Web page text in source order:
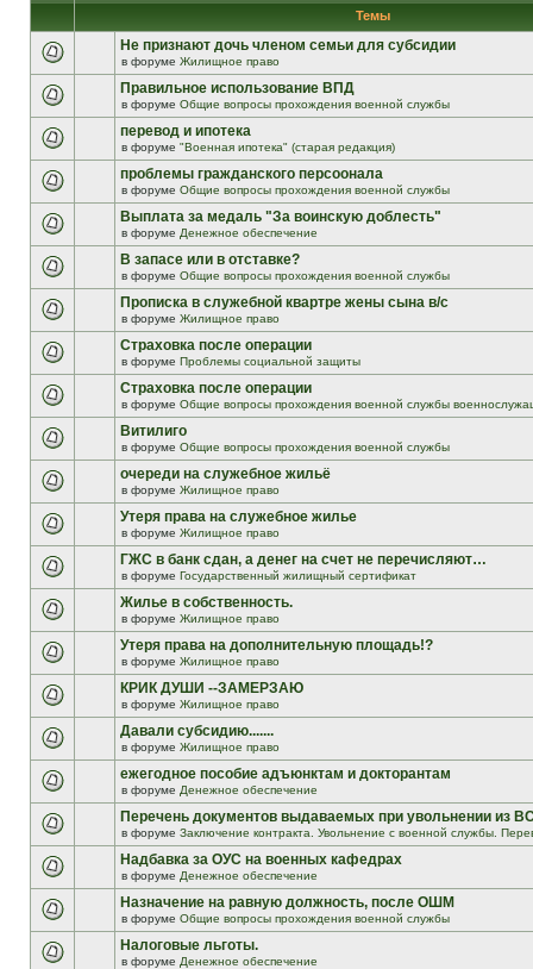
Темы
Не признают дочь членом семьи для субсидии
в форуме Жилищное право
Правильное использование ВПД
в форуме Общие вопросы прохождения военной службы
перевод и ипотека
в форуме "Военная ипотека" (старая редакция)
проблемы гражданского персоонала
в форуме Общие вопросы прохождения военной службы
Выплата за медаль "За воинскую доблесть"
в форуме Денежное обеспечение
В запасе или в отставке?
в форуме Общие вопросы прохождения военной службы
Прописка в служебной квартре жены сына в/с
в форуме Жилищное право
Страховка после операции
в форуме Проблемы социальной защиты
Страховка после операции
в форуме Общие вопросы прохождения военной службы
Витилиго
в форуме Общие вопросы прохождения военной службы
очереди на служебное жильё
в форуме Жилищное право
Утеря права на служебное жилье
в форуме Жилищное право
ГЖС в банк сдан, а денег на счет не перечисляют…
в форуме Государственный жилищный сертификат
Жилье в собственность.
в форуме Жилищное право
Утеря права на дополнительную площадь!?
в форуме Жилищное право
КРИК ДУШИ --ЗАМЕРЗАЮ
в форуме Жилищное право
Давали субсидию.......
в форуме Жилищное право
ежегодное пособие адъюнктам и докторантам
в форуме Денежное обеспечение
Перечень документов выдаваемых при увольнении из
в форуме Заключение контракта. Увольнение с военной службы.
Надбавка за ОУС на военных кафедрах
в форуме Денежное обеспечение
Назначение на равную должность, после ОШМ
в форуме Общие вопросы прохождения военной службы
Налоговые льготы.
в форуме Денежное обеспечение